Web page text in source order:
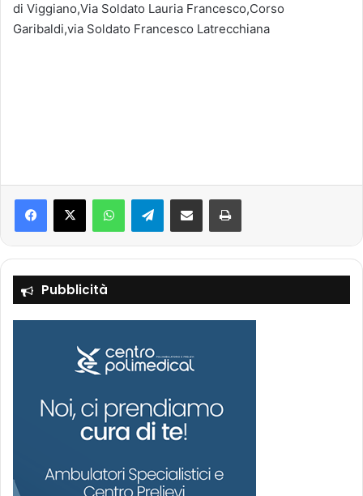
di Viggiano,Via Soldato Lauria Francesco,Corso
Garibaldi,via Soldato Francesco Latrecchiana
Telegram
Pubblicità